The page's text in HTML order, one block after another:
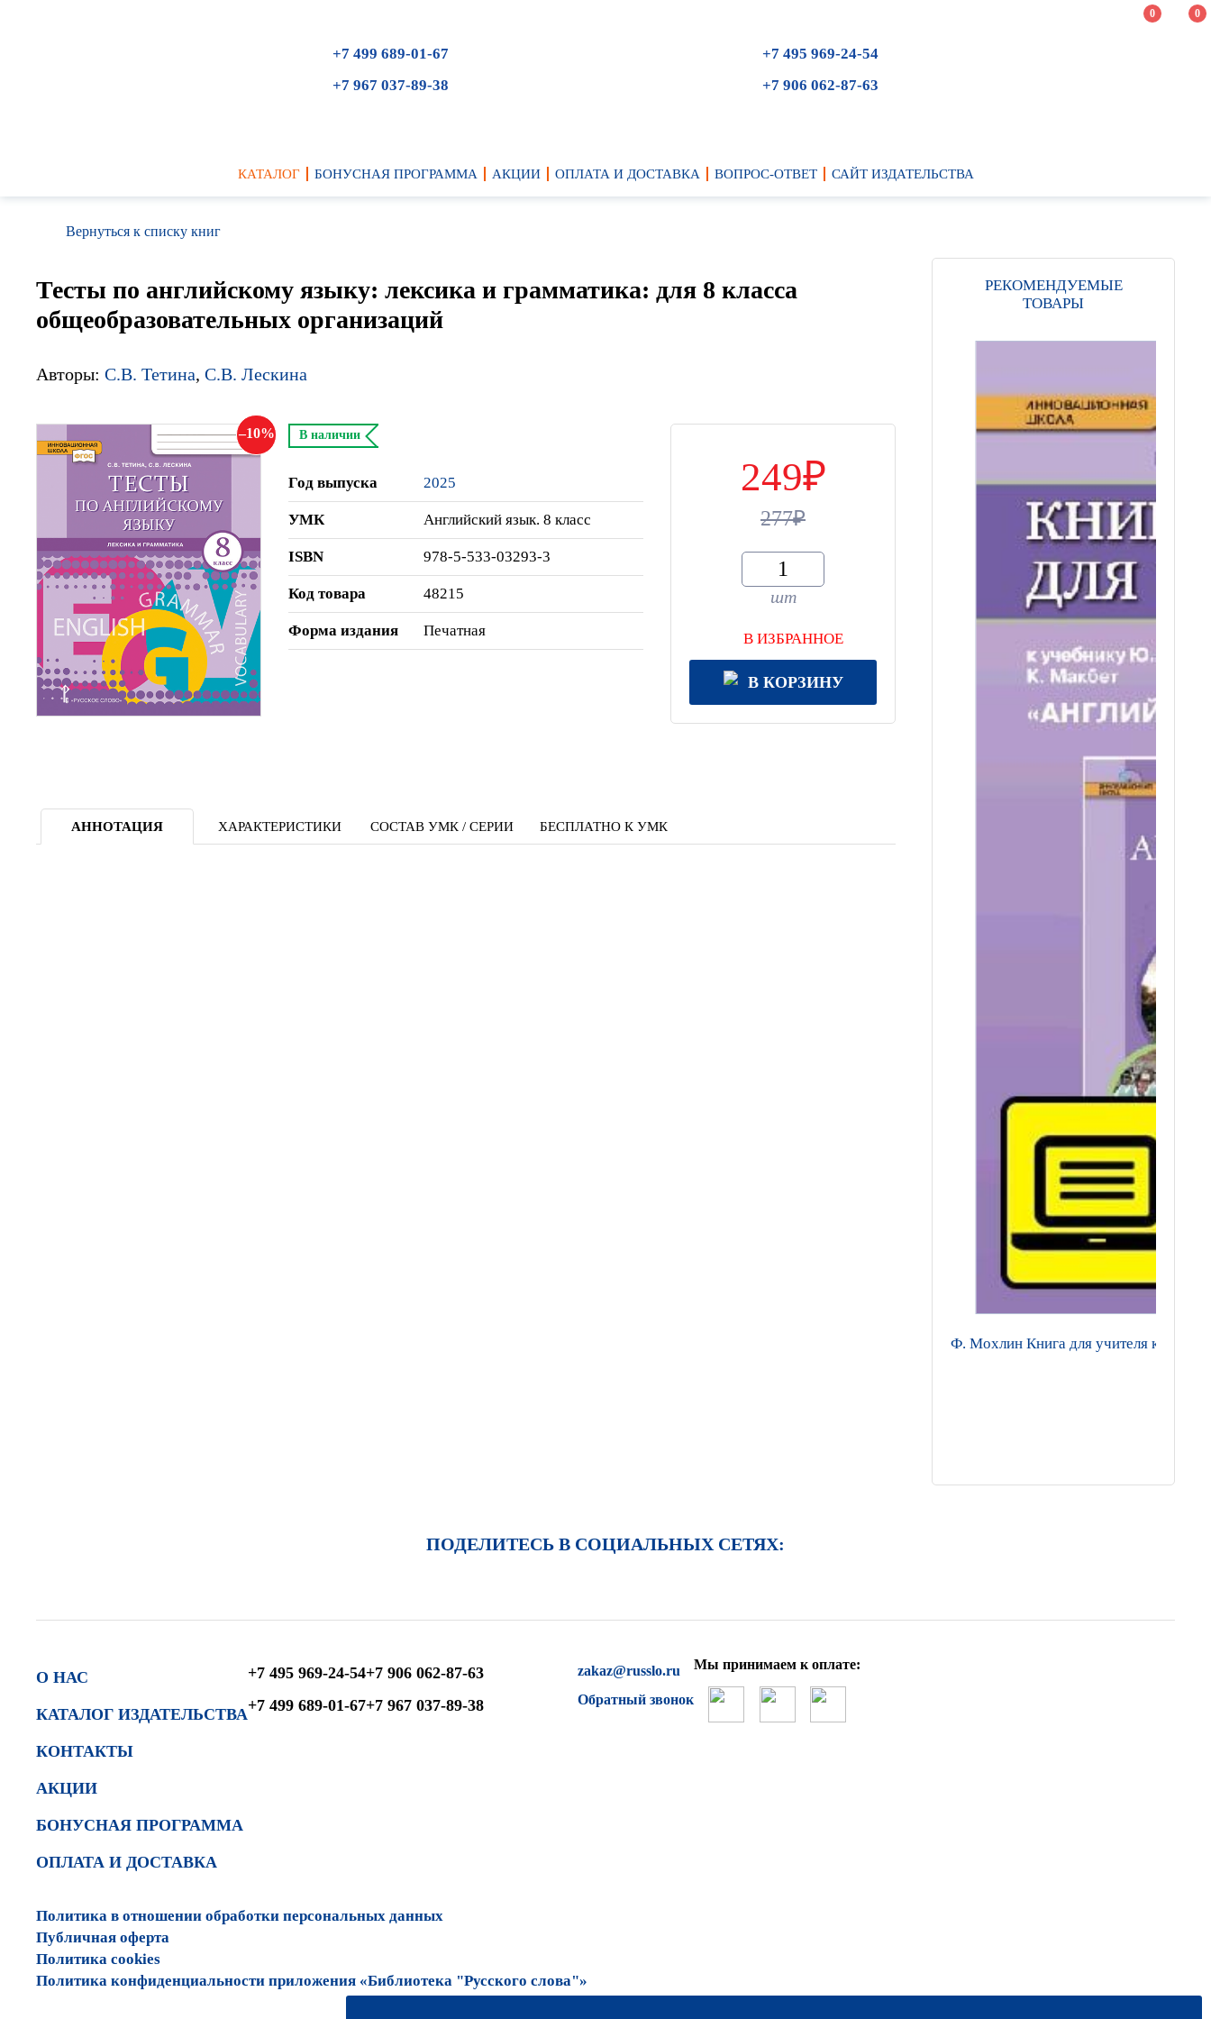
0 0
+7 499 689-01-67
+7 967 037-89-38
+7 495 969-24-54
+7 906 062-87-63
КАТАЛОГ БОНУСНАЯ ПРОГРАММА АКЦИИ ОПЛАТА И ДОСТАВКА ВОПРОС-ОТВЕТ САЙТ ИЗДАТЕЛЬСТВА
Вернуться к списку книг
Тесты по английскому языку: лексика и грамматика: для 8 класса
общеобразовательных организаций
Авторы: С.В. Тетина, С.В. Лескина
10 В наличии
Год выпуска 2025
УМК Английский язык. 8 класс
ISBN 978-5-533-03293-3
Код товара 48215
Форма издания Печатная
249
277
шт
В ИЗБРАННОЕ
В КОРЗИНУ
АННОТАЦИЯ ХАРАКТЕРИСТИКИ СОСТАВ УМК / СЕРИИ БЕСПЛАТНО К УМК
РЕКОМЕНДУЕМЫЕ
ТОВАРЫ
Ф. Мохлин Книга для учителя к
ПОДЕЛИТЕСЬ В СОЦИАЛЬНЫХ СЕТЯХ:
О НАС
КАТАЛОГ ИЗДАТЕЛЬСТВА
КОНТАКТЫ
АКЦИИ
БОНУСНАЯ ПРОГРАММА
ОПЛАТА И ДОСТАВКА
+7 495 969-24-54
+7 499 689-01-67
+7 906 062-87-63
+7 967 037-89-38
zakaz@russlo.ru
Обратный звонок
Мы принимаем к оплате:
Политика в отношении обработки персональных данных
Публичная оферта
Политика cookies
Политика конфиденциальности приложения «Библиотека "Русского слова"»